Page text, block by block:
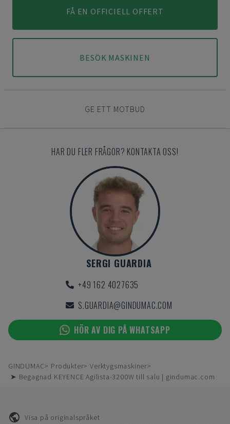
FÅ EN OFFICIELL OFFERT
BESÖK MASKINEN
GE ETT MOTBUD
HAR DU FLER FRÅGOR? KONTAKTA OSS!
SERGI GUARDIA
+49 162 4027635
S.GUARDIA@GINDUMAC.COM
HÖR AV DIG PÅ WHATSAPP
GINDUMAC Produkter
Verktygsmaskiner
➤ Begagnad KEYENCE Agilista-3200W till salu | gindumac.com
Visa på originalspråket